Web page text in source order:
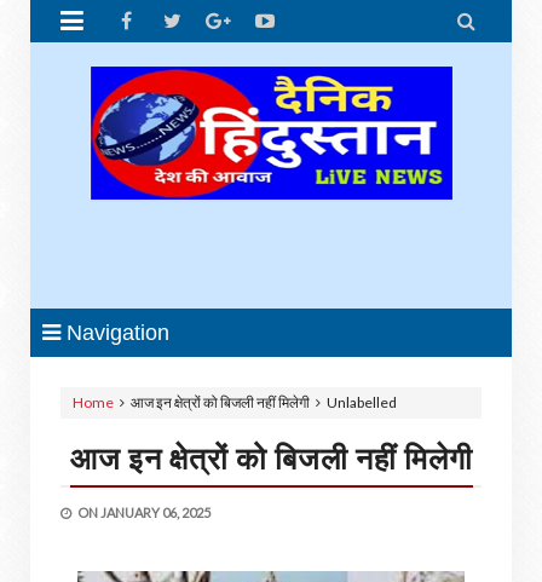
 
Navigation
Home Unlabelled
आज इन क्षेत्रों को बिजली नहीं मिलेगी
आज इन क्षेत्रों को बिजली नहीं मिलेगी
ON JANUARY 06, 2025